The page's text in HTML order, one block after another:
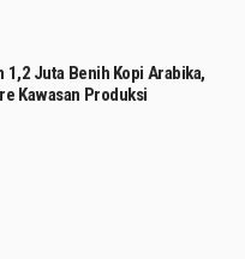
1,2 Juta Benih Kopi Arabika,
Kawasan Produksi